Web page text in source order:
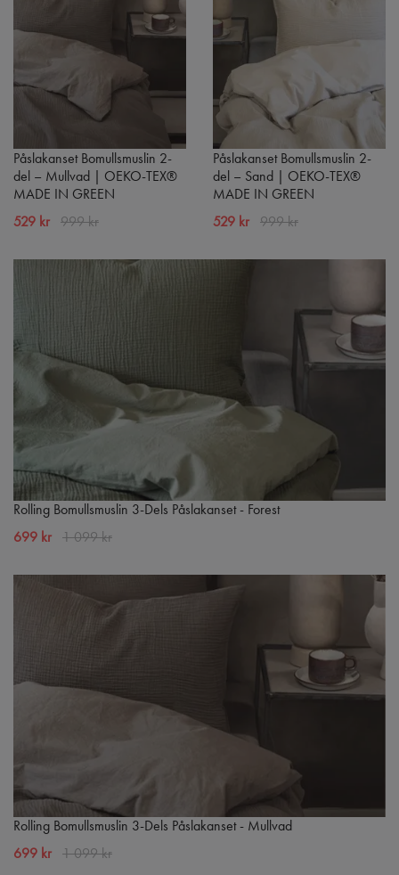
Påslakanset Bomullsmuslin 2-
del – Mullvad | OEKO-TEX®
MADE IN GREEN
529 kr 999 kr
Påslakanset Bomullsmuslin 2-
del – Sand | OEKO-TEX®
MADE IN GREEN
529 kr 999 kr
Rolling Bomullsmuslin 3-Dels Påslakanset - Forest
699 kr 1 099 kr
Rolling Bomullsmuslin 3-Dels Påslakanset - Mullvad
699 kr 1 099 kr